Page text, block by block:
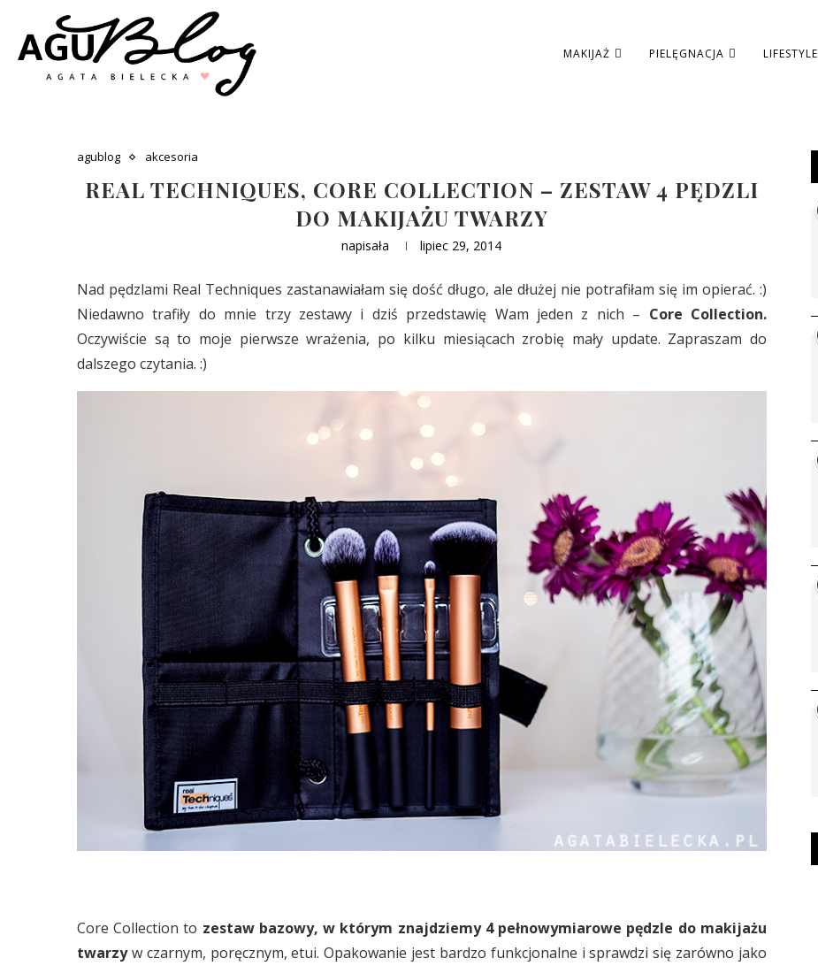
MAKIJAŻ PIELĘGNACJA LIFESTYLE
agublog akcesoria
REAL TECHNIQUES, CORE COLLECTION – ZESTAW 4 PĘDZLI
DO MAKIJAŻU TWARZY
napisała lipiec 29, 2014
Nad pędzlami Real Techniques zastanawiałam się dość długo, ale dłużej nie potrafiłam się im opierać. :)
Niedawno trafiły do mnie trzy zestawy i dziś przedstawię Wam jeden z nich – Core Collection.
Oczywiście są to moje pierwsze wrażenia, po kilku miesiącach zrobię mały update. Zapraszam do
dalszego czytania. :)
Core Collection to zestaw bazowy, w którym znajdziemy 4 pełnowymiarowe pędzle do makijażu
twarzyw czarnym, poręcznym, etui. Opakowanie jest bardzo funkcjonalne i sprawdzi się zarówno jako